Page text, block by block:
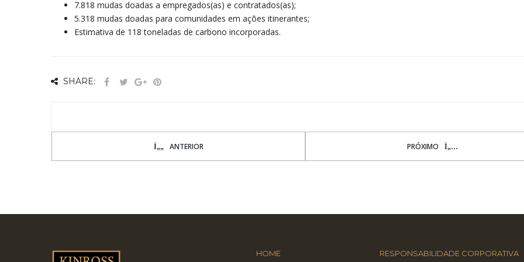
7.818 mudas doadas a empregados(as) e contratados(as);
5.318 mudas doadas para comunidades em ações itinerantes;
Estimativa de 118 toneladas de carbono incorporadas.
SHARE:
ANTERIOR PRÓXIMO
HOME RESPONSABILIDADE CORPORATIVA